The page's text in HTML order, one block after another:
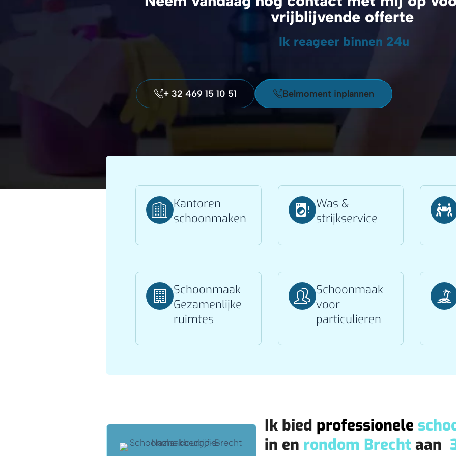
vrijblijvende offerte
Ik reageer binnen 24u
+ 32 469 15 10 51 Belmoment inplannen
Kantoren
schoonmaken
Was &
strijkservice
Schoonmaak
Gezamenlijke
ruimtes
Schoonmaak
voor
particulieren
Ik bied professionele
in en rondom Brechtaan